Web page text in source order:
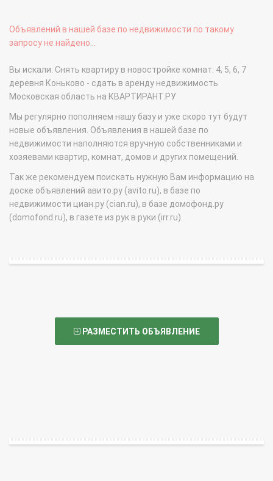
Объявлений в нашей базе по недвижимости по такому
запросу не найдено...
Вы искали: Снять квартиру в новостройке комнат: 4, 5, 6, 7
деревня Коньково - сдать в аренду недвижимость
Московская область на КВАРТИРАНТ.РУ
Мы регулярно пополняем нашу базу и уже скоро тут будут
новые объявления. Объявления в нашей базе по
недвижимости наполняются вручную собственниками и
хозяевами квартир, комнат, домов и других помещений.
Так же рекомендуем поискать нужную Вам информацию на
доске объявлений авито.ру (avito.ru), в базе по
недвижимости циан.ру (cian.ru), в базе домофонд.ру
(domofond.ru), в газете из рук в руки (irr.ru).
РАЗМЕСТИТЬ ОБЪЯВЛЕНИЕ